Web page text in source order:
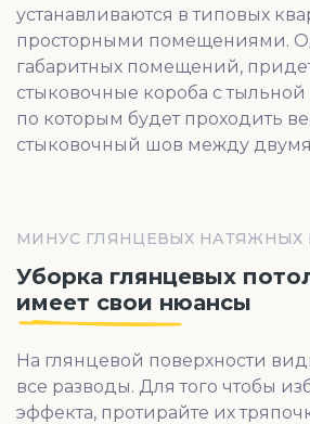
устанавливаются в типовых
просторными помещениями.
габаритных помещений,
стыковочные короба с тыльной
по которым будет проходить
стыковочный шов между
МИНУС ГЛЯНЦЕВЫХ НАТЯЖНЫХ
Уборка глянцевых
имеет свои нюансы
На глянцевой поверхности
все разводы. Для того чтобы
эффекта, протирайте их